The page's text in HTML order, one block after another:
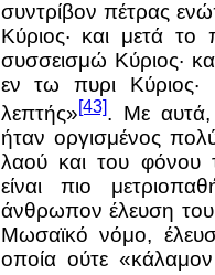
συντρίβον πέτρας
Κύριος· και μετά
συσσεισμώ Κύριος·
εν τω πυρι
λεπτής»[43]. Με αυτά,
ήταν οργισμένος
λαού και του φόνου
είναι πιο
άνθρωπον έλευση
Μωσαϊκό νόμο,
οποία ούτε «κάλαμον